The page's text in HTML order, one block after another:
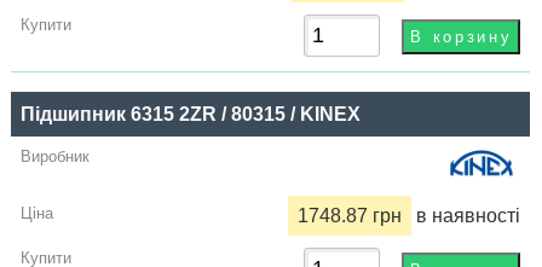
грн
Купити
Підшипник 6315 2ZR / 80315 / KINEX
1748.87 грн в наявності